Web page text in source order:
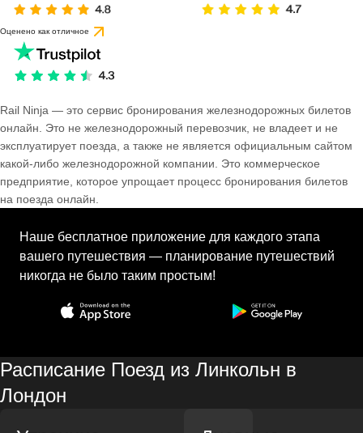
Оценено как отличное
Rail Ninja — это сервис бронирования железнодорожных билетов
онлайн. Это не железнодорожный перевозчик, не владеет и не
эксплуатирует поезда, а также не является официальным сайтом
какой-либо железнодорожной компании. Это коммерческое
предприятие, которое упрощает процесс бронирования билетов
на поезда онлайн.
Наше бесплатное приложение для каждого этапа
вашего путешествия — планирование путешествий
никогда не было таким простым!
Расписание Поезд из Линкольн в
Лондон